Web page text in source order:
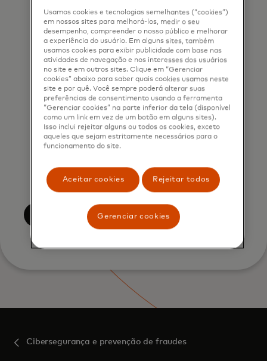
understand that I am free to
withdraw my consent at any time,
free of charge, using the opt-out
link provided in each email.
I acknowledge that my personal
data will be processed in
accordance with
Mastercard’sGlobal Privacy Notice
confirm that I have read and agree
to the MastercardTerms of Use.
Cibersegurança e prevenção de fraudes
Usamos cookies e tecnologias semelhantes (“cookies”)
em nossos sites para melhorá-los, medir o seu
desempenho, compreender o nosso público e melhorar
a experiência do usuário. Em alguns sites, também
usamos cookies para exibir publicidade com base nas
atividades de navegação e nos interesses dos usuários
no site e em outros sites. Clique em “Gerenciar
cookies” abaixo para saber quais cookies usamos neste
site e por quê. Você sempre poderá alterar suas
preferências de consentimento usando a ferramenta
“Gerenciar cookies” na parte inferior da tela (disponível
como um link em vez de um botão em alguns sites).
Isso inclui rejeitar alguns ou todos os cookies, exceto
aqueles que sejam estritamente necessários para o
funcionamento do site.
Aceitar cookies Rejeitar todos
Gerenciar cookies